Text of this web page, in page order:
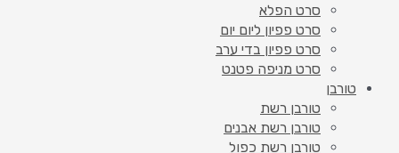
סרט הפלא
סרט פפיון ליום יום
סרט פפיון בדי ערב
סרט מניפה פטנט
טורבן
טורבן רשת
טורבן רשת אבנים
טורבן רשת כפול